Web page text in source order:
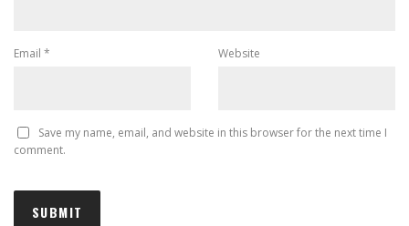
Email * Website
Save my name, email, and website in this browser for the next time I
comment.